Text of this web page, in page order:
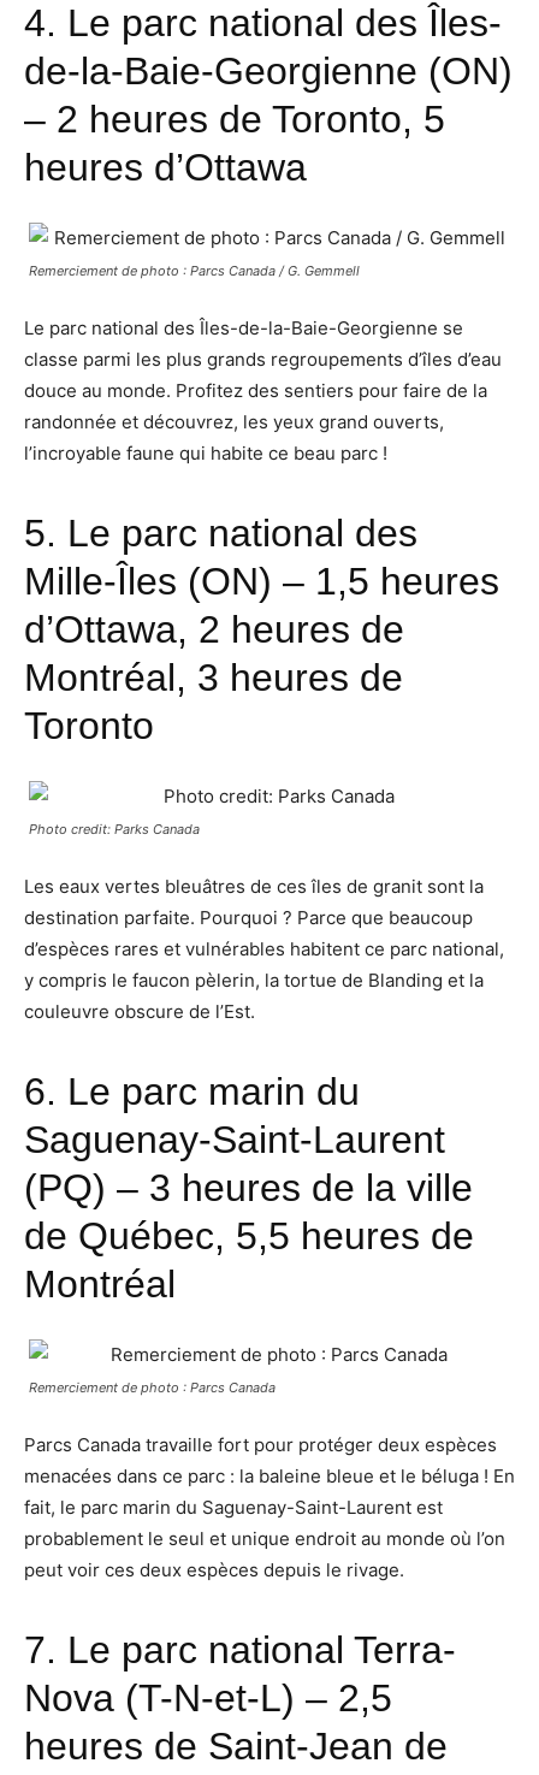
4. Le parc national des Îles-
de-la-Baie-Georgienne (ON)
– 2 heures de Toronto, 5
heures d’Ottawa
Remerciement de photo : Parcs Canada / G. Gemmell
Le parc national des Îles-de-la-Baie-Georgienne se
classe parmi les plus grands regroupements d’îles d’eau
douce au monde. Profitez des sentiers pour faire de la
randonnée et découvrez, les yeux grand ouverts,
l’incroyable faune qui habite ce beau parc !
5. Le parc national des
Mille-Îles (ON) – 1,5 heures
d’Ottawa, 2 heures de
Montréal, 3 heures de
Toronto
Photo credit: Parks Canada
Les eaux vertes bleuâtres de ces îles de granit sont la
destination parfaite. Pourquoi ? Parce que beaucoup
d’espèces rares et vulnérables habitent ce parc national,
y compris le faucon pèlerin, la tortue de Blanding et la
couleuvre obscure de l’Est.
6. Le parc marin du
Saguenay-Saint-Laurent
(PQ) – 3 heures de la ville
de Québec, 5,5 heures de
Montréal
Remerciement de photo : Parcs Canada
Parcs Canada travaille fort pour protéger deux espèces
menacées dans ce parc : la baleine bleue et le béluga ! En
fait, le parc marin du Saguenay-Saint-Laurent est
probablement le seul et unique endroit au monde où l’on
peut voir ces deux espèces depuis le rivage.
7. Le parc national Terra-
Nova (T-N-et-L) – 2,5
heures de Saint-Jean de